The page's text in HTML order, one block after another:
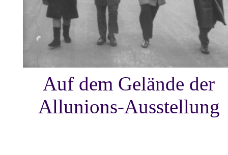
Auf dem Gelände der
Allunions-Ausstellung